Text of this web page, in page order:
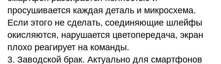
просушивается каждая деталь и микросхема.
Если этого не сделать, соединяющие шлейфы
окисляются, нарушается цветопередача, экран
плохо реагирует на команды.
3. Заводской брак. Актуально для смартфонов